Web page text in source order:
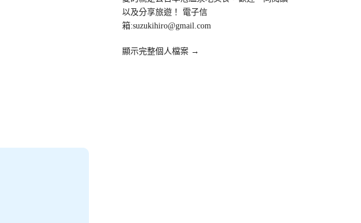
以及分享旅遊！ 電子信
箱:suzukihiro@gmail.com
顯示完整個人檔案 →